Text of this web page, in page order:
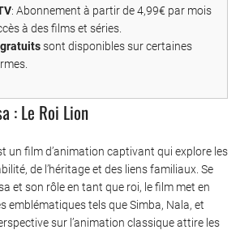
: Abonnement à partir de 4,99€ par mois
à des films et séries.
sont disponibles sur certaines
: Le Roi Lion
un film d’animation captivant qui explore les
de l’héritage et des liens familiaux. Se
et son rôle en tant que roi, le film met en
emblématiques tels que Simba, Nala, et
sur l’animation classique attire les